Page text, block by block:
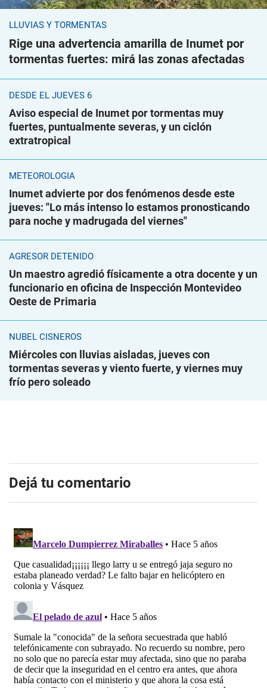
LLUVIAS Y TORMENTAS
Rige una advertencia amarilla de Inumet por
tormentas fuertes: mirá las zonas afectadas
DESDE EL JUEVES 6
Aviso especial de Inumet por tormentas muy
fuertes, puntualmente severas, y un ciclón
extratropical
METEOROLOGÍA
Inumet advierte por dos fenómenos desde este
jueves: "Lo más intenso lo estamos pronosticando
para noche y madrugada del viernes"
AGRESOR DETENIDO
Un maestro agredió físicamente a otra docente y un
funcionario en oficina de Inspección Montevideo
Oeste de Primaria
NUBEL CISNEROS
Miércoles con lluvias aisladas, jueves con
tormentas severas y viento fuerte, y viernes muy
frío pero soleado
Dejá tu comentario